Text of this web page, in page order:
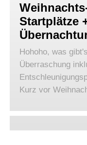
Startplätze
Hohoho, was
Überraschung
Kurz vor